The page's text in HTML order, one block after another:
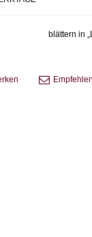
blättern in
Empfehlen